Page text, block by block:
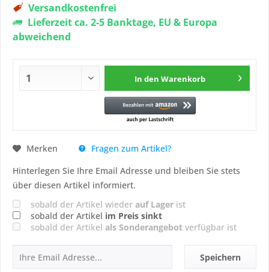
Versandkostenfrei
Lieferzeit ca. 2-5 Banktage, EU & Europa
abweichend
In den Warenkorb
Merken
Fragen zum Artikel?
Hinterlegen Sie Ihre Email Adresse und bleiben Sie stets
über diesen Artikel informiert.
sobald der Artikel wieder auf Lager ist
sobald der Artikel im Preis sinkt
sobald der Artikel als Sonderangebot verfügbar ist
Speichern